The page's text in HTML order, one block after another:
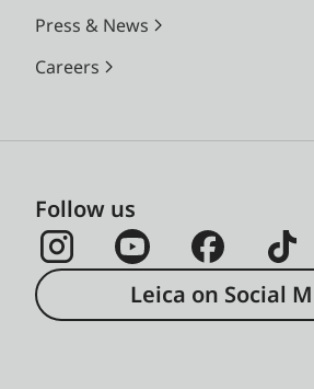
Press & News
Careers
Follow us
Leica on Social